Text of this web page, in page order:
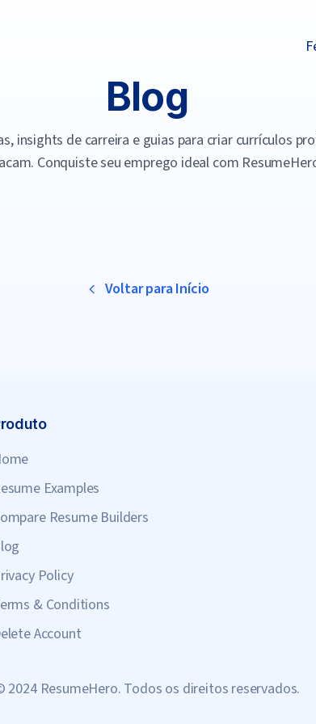
Blog
insights de carreira e guias para criar currículos
Conquiste seu emprego ideal com
Voltar para Início
Examples
Resume Builders
Policy
& Conditions
Account
2024 ResumeHero. Todos os direitos reservados.